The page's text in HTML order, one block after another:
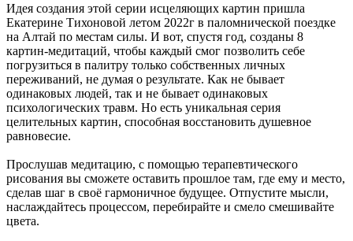
Идея создания этой серии исцеляющих картин пришла
Екатерине Тихоновой летом 2022г в паломнической поездке
на Алтай по местам силы. И вот, спустя год, созданы 8
картин-медитаций, чтобы каждый смог позволить себе
погрузиться в палитру только собственных личных
переживаний, не думая о результате. Как не бывает
одинаковых людей, так и не бывает одинаковых
психологических травм. Но есть уникальная серия
целительных картин, способная восстановить душевное
равновесие.
Прослушав медитацию, с помощью терапевтического
рисования вы сможете оставить прошлое там, где ему и место,
сделав шаг в своё гармоничное будущее. Отпустите мысли,
наслаждайтесь процессом, перебирайте и смело смешивайте
цвета.